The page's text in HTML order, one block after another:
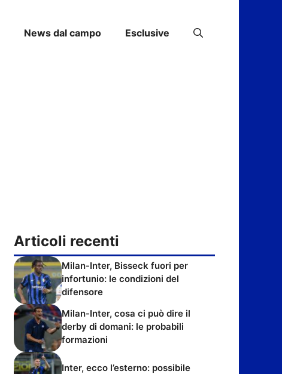
News dal campo Esclusive
Articoli recenti
Milan-Inter, Bisseck fuori per
infortunio: le condizioni del
difensore
Milan-Inter, cosa ci può dire il
derby di domani: le probabili
formazioni
Inter, ecco l’esterno: possibile